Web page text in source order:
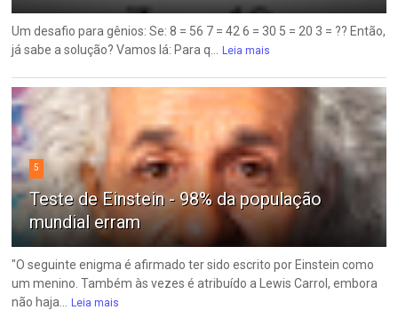
Um desafio para gênios: Se: 8 = 56 7 = 42 6 = 30 5 = 20 3 = ?? Então,
já sabe a solução? Vamos lá: Para q...
Leia mais
5
Teste de Einstein - 98% da população
mundial erram
"O seguinte enigma é afirmado ter sido escrito por Einstein como
um menino. Também às vezes é atribuído a Lewis Carrol, embora
não haja...
Leia mais